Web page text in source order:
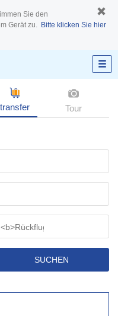
Sie den
Gerät zu. Bitte klicken Sie hier
transfer Tour
SUCHEN